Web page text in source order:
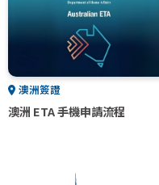
澳洲簽證
澳洲 ETA 手機申請流程